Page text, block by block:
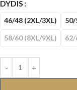
DYDIS
46/48 (2XL/3XL) 50/
58/60 (8XL/9XL) 62/